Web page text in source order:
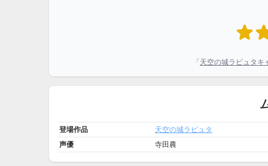
「 天空の城ラピュタキ
登場作品
天空の城ラピュタ
声優
寺田農